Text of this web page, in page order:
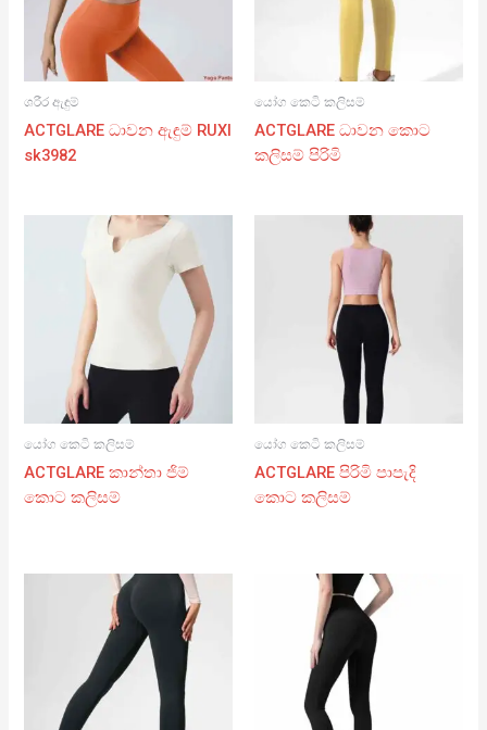
ශරීර ඇඳුම්
ACTGLARE ධාවන ඇඳුම් RUXI
sk3982
යෝග කෙටි කලිසම්
ACTGLARE ධාවන කොට
කලිසම් පිරිමි
යෝග කෙටි කලිසම්
ACTGLARE කාන්තා ජිම්
කොට කලිසම්
යෝග කෙටි කලිසම්
ACTGLARE පිරිමි පාපැදි
කොට කලිසම්